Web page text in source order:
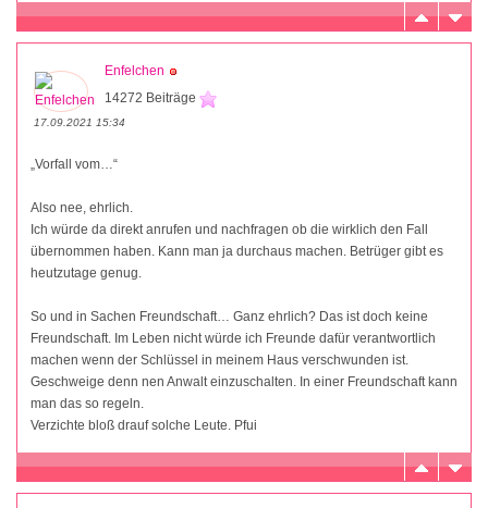
Enfelchen
14272 Beiträge
17.09.2021 15:34
„Vorfall vom…“
Also nee, ehrlich.
Ich würde da direkt anrufen und nachfragen ob die wirklich den Fall
übernommen haben. Kann man ja durchaus machen. Betrüger gibt es
heutzutage genug.
So und in Sachen Freundschaft… Ganz ehrlich? Das ist doch keine
Freundschaft. Im Leben nicht würde ich Freunde dafür verantwortlich
machen wenn der Schlüssel in meinem Haus verschwunden ist.
Geschweige denn nen Anwalt einzuschalten. In einer Freundschaft kann
man das so regeln.
Verzichte bloß drauf solche Leute. Pfui